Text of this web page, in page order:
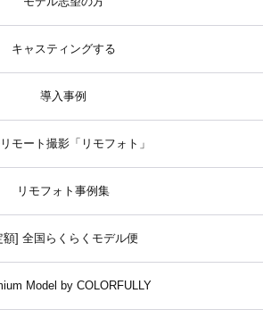
キャスティングする
導入事例
モート撮影「リモフォト」
リモフォト事例集
額] 全国らくらくモデル便
Model by COLORFULLY